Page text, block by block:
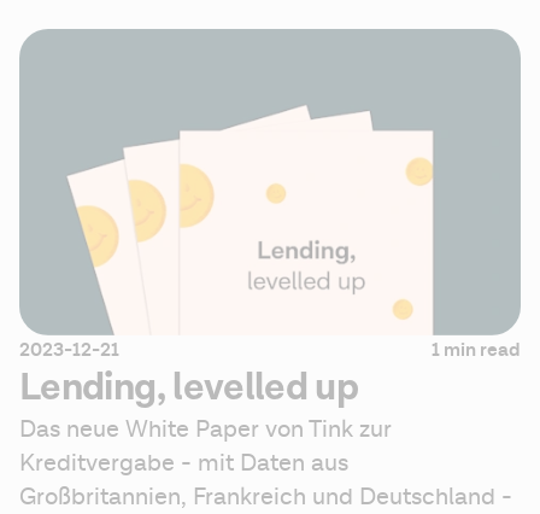
2023-12-21 1 min read
Lending, levelled up
Das neue White Paper von Tink zur
Kreditvergabe - mit Daten aus
Großbritannien, Frankreich und Deutschland -